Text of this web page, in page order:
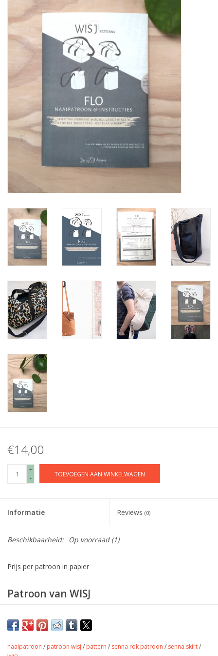
Diy pakketten
Studio Olive inspireert....
€14,00
+
-
TOEVOEGEN AAN WINKELWAGEN
Informatie Reviews (0)
Beschikbaarheid: Op voorraad(1)
Prijs per patroon in papier
Patroon van WISJ
Het zesde patroon is de Flo sporttas en
handtas.
De sporttas heeft een vierkantige en ronde versie, beide in
naaipatroon / patroon wisj / pattern / senna rok patroon / senna skirt/